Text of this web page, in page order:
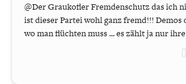
@Der Graukofler Fremdenschutz das ich
ist dieser Partei wohl ganz fremd!!! Demos
wo man flüchten muss ... es zählt ja nur